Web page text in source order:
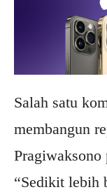
Salah satu
membangun
Pragiwaksono
“Sedikit lebih